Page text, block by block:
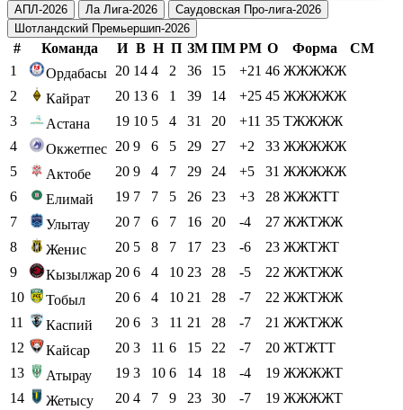
АПЛ-2026
Ла Лига-2026
Саудовская Про-лига-2026
Шотландский Премьершип-2026
# Команда И В Н П ЗМ ПМ РМ О Форма
СМ
1
Ордабасы 20 14 4 2 36 15 +21 46 ЖЖЖЖЖ
2
Кайрат 20 13 6 1 39 14 +25 45 ЖЖЖЖЖ
3
Астана 19 10 5 4 31 20 +11 35 ТЖЖЖЖ
4
Окжетпес 20 9 6 5 29 27 +2 33 ЖЖЖЖЖ
5
Актобе 20 9 4 7 29 24 +5 31 ЖЖЖЖЖ
6
Елимай 19 7 7 5 26 23 +3 28 ЖЖЖТТ
7
Улытау 20 7 6 7 16 20 -4 27 ЖЖТЖЖ
8
Женис 20 5 8 7 17 23 -6 23 ЖЖТЖТ
9
Кызылжар 20 6 4 10 23 28 -5 22 ЖЖТЖЖ
10
Тобыл 20 6 4 10 21 28 -7 22 ЖЖТЖЖ
11
Каспий 20 6 3 11 21 28 -7 21 ЖЖТЖЖ
12
Кайсар 20 3 11 6 15 22 -7 20 ЖТЖТТ
13
Атырау 19 3 10 6 14 18 -4 19 ЖЖЖЖТ
14
Жетысу 20 4 7 9 23 30 -7 19 ЖЖЖЖТ